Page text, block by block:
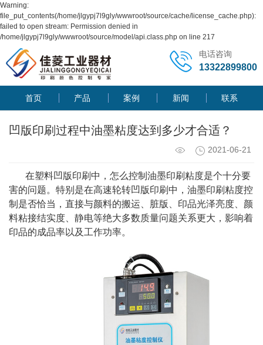
Warning:
file_put_contents(/home/jlgypj7l9gly/wwwroot/source/cache/license_cache.php):
failed to open stream: Permission denied in
/home/jlgypj7l9gly/wwwroot/source/model/api.class.php on line 217
电话咨询
13322899800
首页 产品 案例 新闻 联系
凹版印刷过程中油墨粘度达到多少才合适？
2021-06-21
在塑料凹版印刷中，怎么控制油墨印刷粘度是个十分要
害的问题。特别是在高速轮转凹版印刷中，油墨印刷粘度控
制是否恰当，直接与颜料的搬运、脏版、印品光泽亮度、颜
料粘接结实度、静电等绝大多数质量问题关系更大，影响着
印品的成品率以及工作功率。